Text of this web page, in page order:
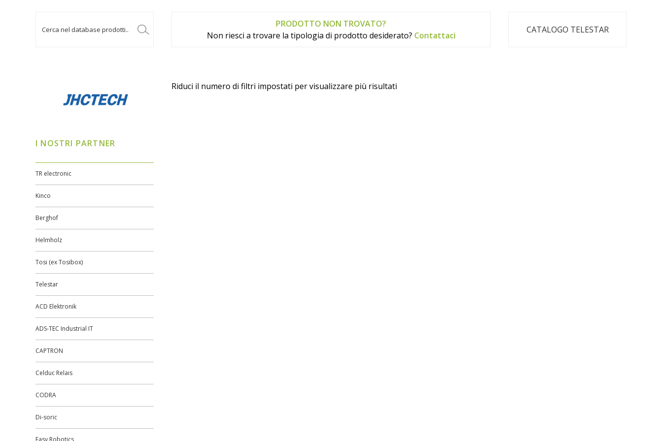
PRODOTTO NON TROVATO?
Non riesci a trovare la tipologia di prodotto desiderato? Contattaci
CATALOGO TELESTAR
I NOSTRI PARTNER
TR electronic
Kinco
Berghof
Helmholz
Tosi (ex Tosibox)
Telestar
ACD Elektronik
ADS-TEC Industrial IT
CAPTRON
Celduc Relais
CODRA
Di-soric
Riduci il numero di filtri impostati per visualizzare più risultati